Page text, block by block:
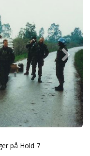
på Hold 7